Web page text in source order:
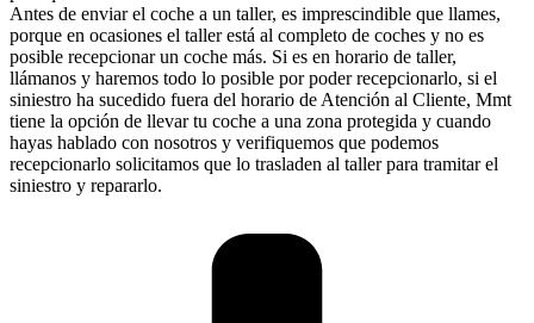
Antes de enviar el coche a un taller, es imprescindible que llames,
porque en ocasiones el taller está al completo de coches y no es
posible recepcionar un coche más. Si es en horario de taller,
llámanos y haremos todo lo posible por poder recepcionarlo, si el
siniestro ha sucedido fuera del horario de Atención al Cliente, Mmt
tiene la opción de llevar tu coche a una zona protegida y cuando
hayas hablado con nosotros y verifiquemos que podemos
recepcionarlo solicitamos que lo trasladen al taller para tramitar el
siniestro y repararlo.